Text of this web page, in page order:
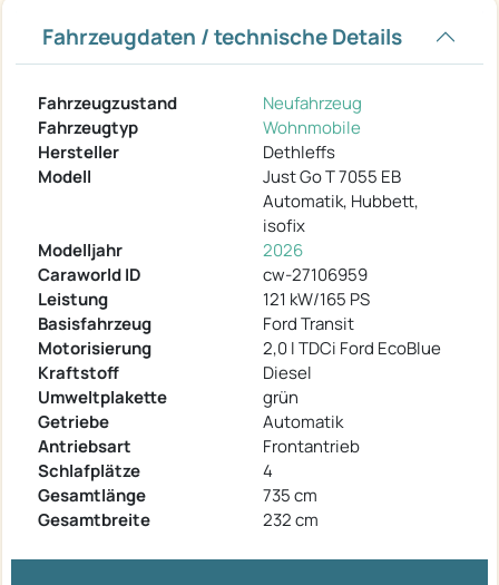
Fahrzeugdaten / technische Details
Fahrzeugzustand
Neufahrzeug
Fahrzeugtyp
Wohnmobile
Hersteller
Dethleffs
Modell
Just Go T 7055 EB
Automatik, Hubbett,
isofix
Modelljahr
2026
Caraworld ID
cw-27106959
Leistung
121 kW/165 PS
Basisfahrzeug
Ford Transit
Motorisierung
2,0 l TDCi Ford EcoBlue
Kraftstoff
Diesel
Umweltplakette
grün
Getriebe
Automatik
Antriebsart
Frontantrieb
Schlafplätze
4
Gesamtlänge
735 cm
Gesamtbreite
232 cm